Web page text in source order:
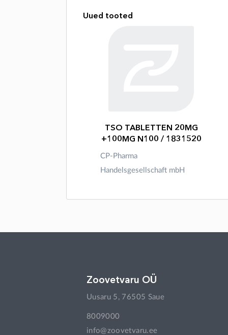
Uued tooted
TSO TABLETTEN 20MG
+100MG N100 / 1831520
CP-Pharma
Handelsgesellschaft mbH
Zoovetvaru OÜ
Uusaru 5, 76505 Saue
8009000
info@zoovetvaru.ee